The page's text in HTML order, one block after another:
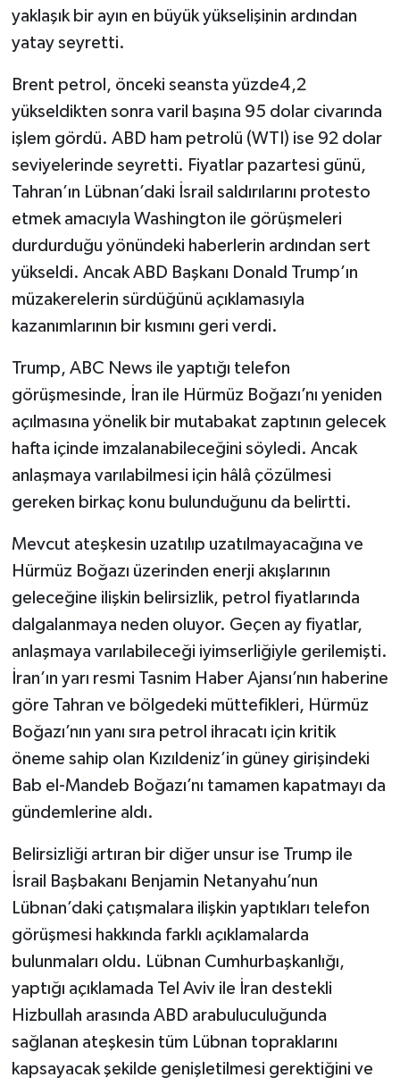
yaklaşık bir ayın en büyük yükselişinin ardından
yatay seyretti.
Brent petrol, önceki seansta yüzde4,2
yükseldikten sonra varil başına 95 dolar civarında
işlem gördü. ABD ham petrolü (WTI) ise 92 dolar
seviyelerinde seyretti. Fiyatlar pazartesi günü,
Tahran’ın Lübnan’daki İsrail saldırılarını protesto
etmek amacıyla Washington ile görüşmeleri
durdurduğu yönündeki haberlerin ardından sert
yükseldi. Ancak ABD Başkanı Donald Trump’ın
müzakerelerin sürdüğünü açıklamasıyla
kazanımlarının bir kısmını geri verdi.
Trump, ABC News ile yaptığı telefon
görüşmesinde, İran ile Hürmüz Boğazı’nı yeniden
açılmasına yönelik bir mutabakat zaptının gelecek
hafta içinde imzalanabileceğini söyledi. Ancak
anlaşmaya varılabilmesi için hâlâ çözülmesi
gereken birkaç konu bulunduğunu da belirtti.
Mevcut ateşkesin uzatılıp uzatılmayacağına ve
Hürmüz Boğazı üzerinden enerji akışlarının
geleceğine ilişkin belirsizlik, petrol fiyatlarında
dalgalanmaya neden oluyor. Geçen ay fiyatlar,
anlaşmaya varılabileceği iyimserliğiyle gerilemişti.
İran’ın yarı resmi Tasnim Haber Ajansı’nın haberine
göre Tahran ve bölgedeki müttefikleri, Hürmüz
Boğazı’nın yanı sıra petrol ihracatı için kritik
öneme sahip olan Kızıldeniz’in güney girişindeki
Bab el-Mandeb Boğazı’nı tamamen kapatmayı da
gündemlerine aldı.
Belirsizliği artıran bir diğer unsur ise Trump ile
İsrail Başbakanı Benjamin Netanyahu’nun
Lübnan’daki çatışmalara ilişkin yaptıkları telefon
görüşmesi hakkında farklı açıklamalarda
bulunmaları oldu. Lübnan Cumhurbaşkanlığı,
yaptığı açıklamada Tel Aviv ile İran destekli
Hizbullah arasında ABD arabuluculuğunda
sağlanan ateşkesin tüm Lübnan topraklarını
kapsayacak şekilde genişletilmesi gerektiğini ve